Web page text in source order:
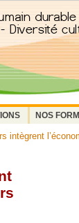
NOS
intègrent